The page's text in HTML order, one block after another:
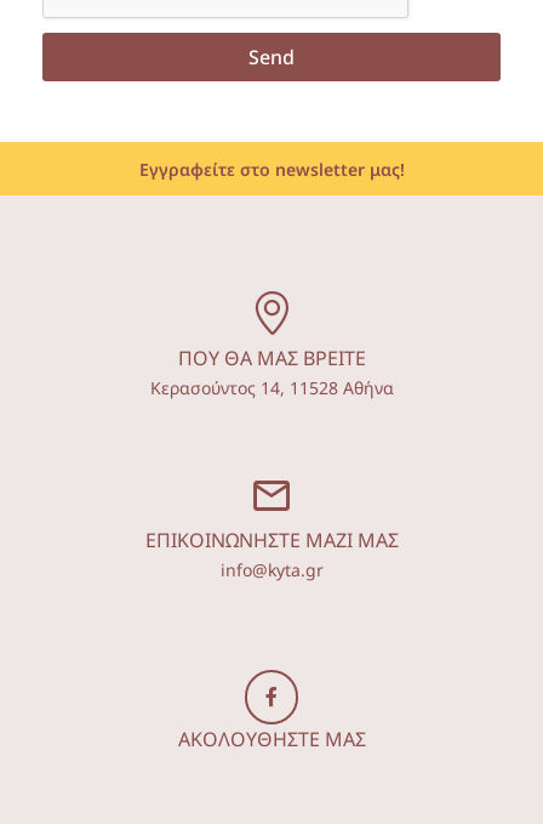
Send
Εγγραφείτε στο newsletter μας!
ΠΟΥ ΘΑ ΜΑΣ ΒΡΕΙΤΕ
Κερασούντος 14, 11528 Αθήνα
ΑΚΟΛΟΥΘΗΣΤΕ ΜΑΣ
ΕΠΙΚΟΙΝΩΝΗΣΤΕ ΜΑΖΙ ΜΑΣ
info@kyta.gr